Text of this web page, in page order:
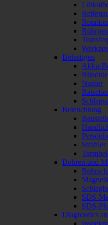
Befestigen
Akku-
Nagler
Beleuchtung
Strahler
Bohren und
SDS-
SDS-
Diagnostics